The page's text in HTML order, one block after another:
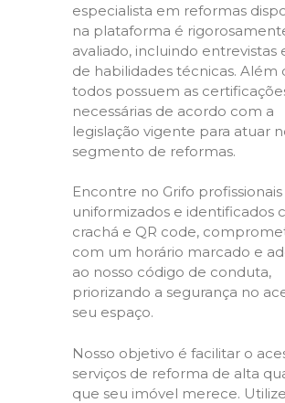
especialista em reformas
na plataforma é
avaliado, incluindo entrevistas
de habilidades técnicas. Além
todos possuem as
necessárias de acordo com a
legislação vigente para atuar
segmento de reformas.
Encontre no Grifo profissionais
uniformizados e identificados
crachá e QR code,
com um horário marcado e
ao nosso código de conduta,
priorizando a segurança no
seu espaço.
Nosso objetivo é facilitar o
serviços de reforma de alta
que seu imóvel merece.